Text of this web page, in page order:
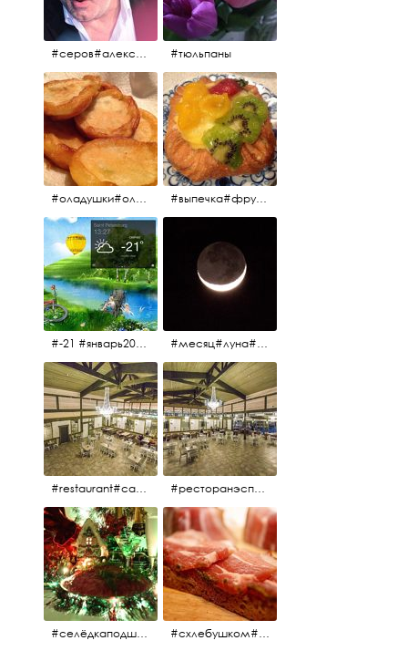
#серов#александрсеров#певец#народныйартист#эстрадныйпевец#композитор#тыменялюбишь#мадонна#ялюблютебядослёз #тюльпаны
#оладушки#оладушкинакефире #оладушкисяблоками #кефир#яблоки С утра испёк, на кефире с яблоками. #выпечка#фрукты#пекарня#зима
#-21 #январь2017 #зима2017 #санктпетербург2017 #месяц#луна#африканскаялуна#moon#moon🌙
#restaurant#candidates #aspila #restaurantaspils ресторан#ресторанэспиля#эспланада#концертнаяэстрада #ресторанэспиля#restaurantaspils#aspila#candidates#эспланада#концертнаяэстрада
#селёдкаподшубой#основноеблюдо#новыйгод#шампанское#праздник #схлебушком#мясо